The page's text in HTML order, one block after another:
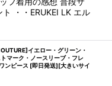
・・ERUKEI LK エル
イエロー・グリーン・
マーク・ノースリーブ・フレ
ンピース [即日発送][大きいサイ